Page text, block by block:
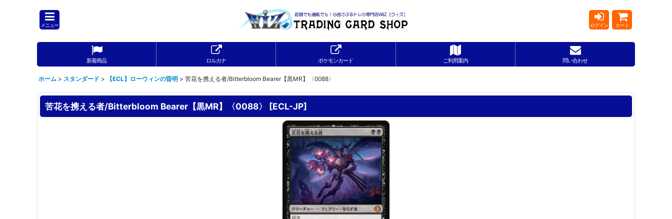
メニュー ログイン カート
新着商品 ロルカナ ポケモンカード ご利用案内 問い合わせ
ホーム > スタンダード > 【ECL】ローウィンの昏明 > 苦花を携える者/Bitterbloom Bearer【黒MR】〈0088〉
苦花を携える者/Bitterbloom Bearer【黒MR】〈0088〉 [ECL-JP]